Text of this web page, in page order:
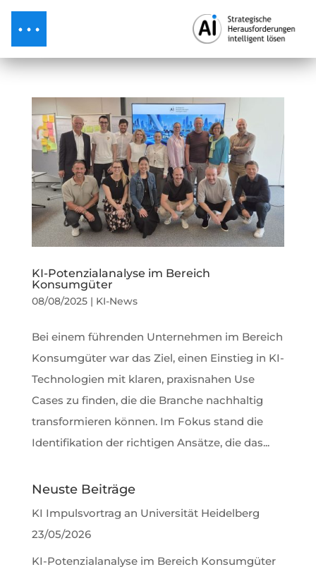
KI-Potenzialanalyse im Bereich
Konsumgüter
08/08/2025| KI-News
Bei einem führenden Unternehmen im Bereich
Konsumgüter war das Ziel, einen Einstieg in KI-
Technologien mit klaren, praxisnahen Use
Cases zu finden, die die Branche nachhaltig
transformieren können. Im Fokus stand die
Identifikation der richtigen Ansätze, die das...
Neuste Beiträge
KI Impulsvortrag an Universität Heidelberg
23/05/2026
KI-Potenzialanalyse im Bereich Konsumgüter